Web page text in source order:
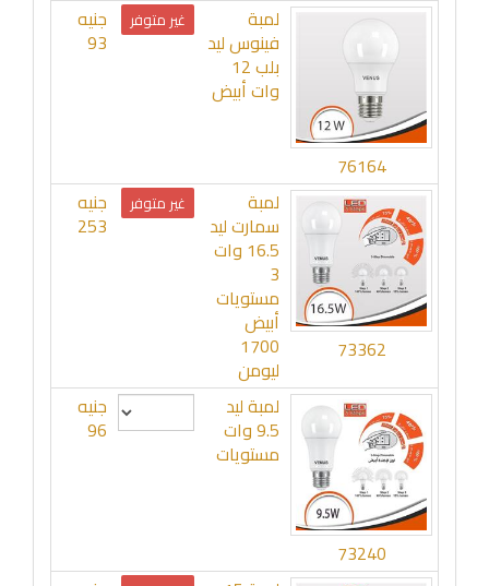
76164
لمبة
فينوس ليد
بلب 12
وات أبيض
غير متوفر جنيه
93
73362
لمبة
سمارت ليد
16.5 وات
3
مستويات
أبيض
1700
ليومن
غير متوفر جنيه
253
73240
لمبة ليد
9.5 وات
مستويات
جنيه
96